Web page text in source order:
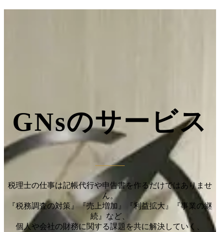
GNsのサービス
税理士の仕事は記帳代行や申告書を作るだけではありませ
ん。
『税務調査の対策』『売上増加』『利益拡大』『事業の継
続』など、
個人や会社の財務に関する課題を共に解決していく、